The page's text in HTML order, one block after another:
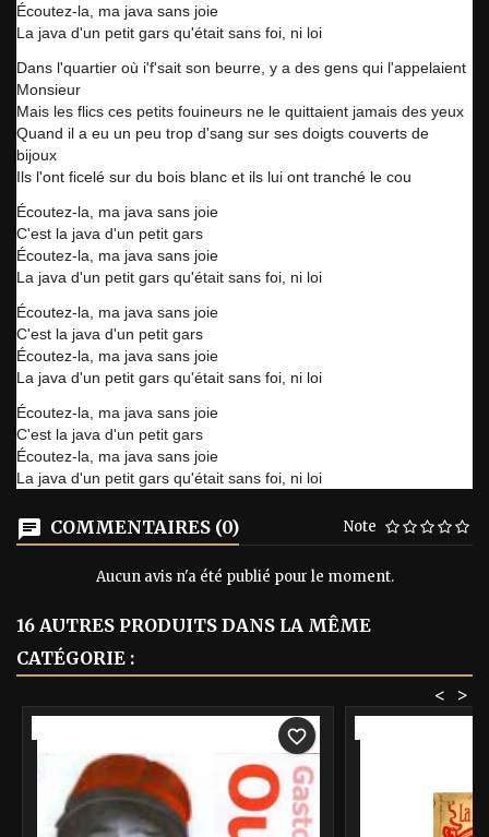
Écoutez-la, ma java sans joie
La java d'un petit gars qu'était sans foi, ni loi
Dans l'quartier où i'f'sait son beurre, y a des gens qui l'appelaient
Monsieur
Mais les flics ces petits fouineurs ne le quittaient jamais des yeux
Quand il a eu un peu trop d'sang sur ses doigts couverts de
bijoux
Ils l'ont ficelé sur du bois blanc et ils lui ont tranché le cou
Écoutez-la, ma java sans joie
C'est la java d'un petit gars
Écoutez-la, ma java sans joie
La java d'un petit gars qu'était sans foi, ni loi
Écoutez-la, ma java sans joie
C'est la java d'un petit gars
Écoutez-la, ma java sans joie
La java d'un petit gars qu'était sans foi, ni loi
Écoutez-la, ma java sans joie
C'est la java d'un petit gars
Écoutez-la, ma java sans joie
La java d'un petit gars qu'était sans foi, ni loi
COMMENTAIRES (0) Note
Aucun avis n'a été publié pour le moment.
16 AUTRES PRODUITS DANS LA MÊME
CATÉGORIE :
>
<
favorite_border